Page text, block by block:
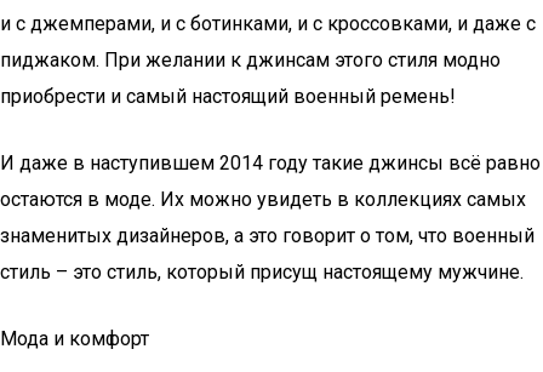
и с джемперами, и с ботинками, и с кроссовками, и даже с
пиджаком. При желании к джинсам этого стиля модно
приобрести и самый настоящий военный ремень!
И даже в наступившем 2014 году такие джинсы всё равно
остаются в моде. Их можно увидеть в коллекциях самых
знаменитых дизайнеров, а это говорит о том, что военный
стиль – это стиль, который присущ настоящему мужчине.
Мода и комфорт